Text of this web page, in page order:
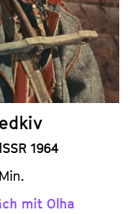
d
e
r
1964
mit Olha